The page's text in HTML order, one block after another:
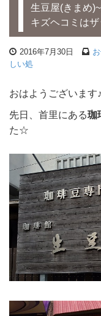
生豆屋(きまめ
キズヘコミは
2016年7月30日
しい処
おはようございます♪
先日、首里にある珈
た☆